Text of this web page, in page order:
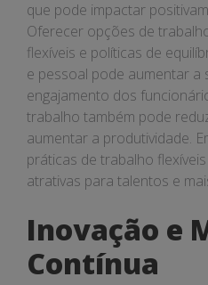
que pode impactar
Oferecer opções de
flexíveis e políticas de
e pessoal pode aumentar a
engajamento dos
trabalho também pode
aumentar a produtividade.
práticas de trabalho
atrativas para talentos e
Inovação e
Contínua